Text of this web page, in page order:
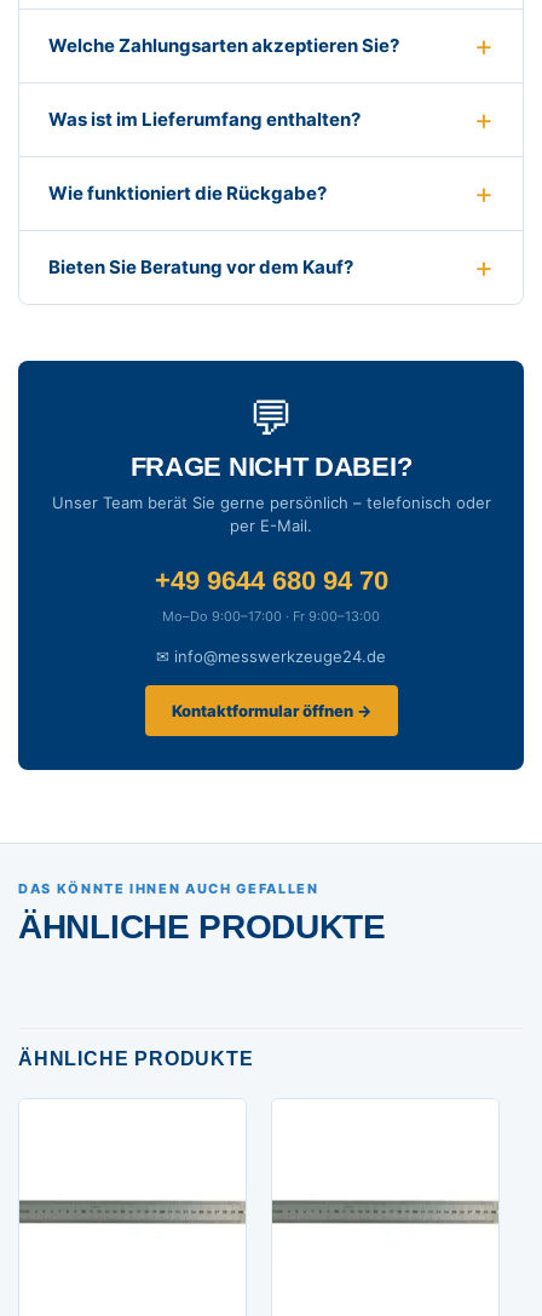
Welche Zahlungsarten akzeptieren Sie?
Was ist im Lieferumfang enthalten?
Wie funktioniert die Rückgabe?
Bieten Sie Beratung vor dem Kauf?
💬
FRAGE NICHT DABEI?
Unser Team berät Sie gerne persönlich – telefonisch oder
per E-Mail.
+49 9644 680 94 70
Mo–Do 9:00–17:00 · Fr 9:00–13:00
✉ info@messwerkzeuge24.de
Kontaktformular öffnen →
DAS KÖNNTE IHNEN AUCH GEFALLEN
ÄHNLICHE PRODUKTE
ÄHNLICHE PRODUKTE